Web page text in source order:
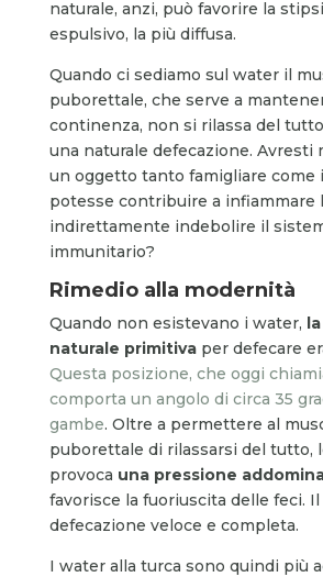
naturale, anzi, può favorire la
espulsivo, la più diffusa.
Quando ci sediamo sul water il
puborettale, che serve a
continenza, non si rilassa del
una naturale defecazione. Avresti
un oggetto tanto famigliare come
potesse contribuire a infiammare
indirettamente indebolire il
immunitario?
Rimedio alla modernità
Quando non esistevano i water,
naturale primitivaper defecare
Questa posizione, che oggi
comporta un angolo di circa 35
gambe. Oltre a permettere al
puborettale di rilassarsi del tutto,
provoca una pressione
favorisce la fuoriuscita delle feci.
defecazione veloce e completa.
I water alla turca sono quindi più